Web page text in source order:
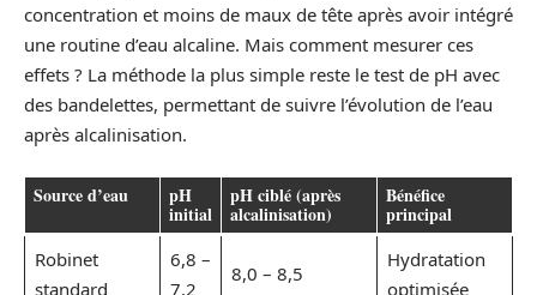
concentration et moins de maux de tête après avoir intégré
une routine d’eau alcaline. Mais comment mesurer ces
effets ? La méthode la plus simple reste le test de pH avec
des bandelettes, permettant de suivre l’évolution de l’eau
après alcalinisation.
Source d’eau pH
initial
pH ciblé (après
alcalinisation)
Bénéfice
principal
Robinet
standard
6,8 –
7,2
8,0 – 8,5
Hydratation
optimisée